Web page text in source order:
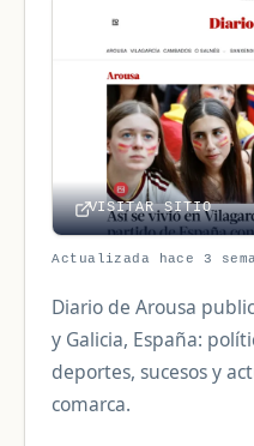
VISITAR SITIO
Actualizada hace 3
Diario de Arousa
y Galicia, España:
deportes, sucesos y
comarca.